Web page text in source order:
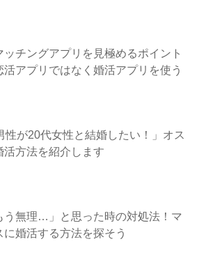
ッチングアプリを見極めるポイント
活アプリではなく婚活アプリを使う
性が20代女性と結婚したい！」オス
活方法を紹介します
う無理…」と思った時の対処法！マ
に婚活する方法を探そう